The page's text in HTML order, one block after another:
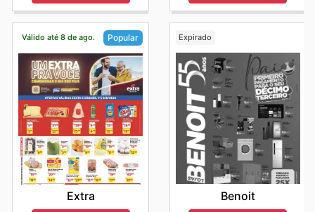
Válido até 8 de ago. Popular
Extra
Expirado
Benoit